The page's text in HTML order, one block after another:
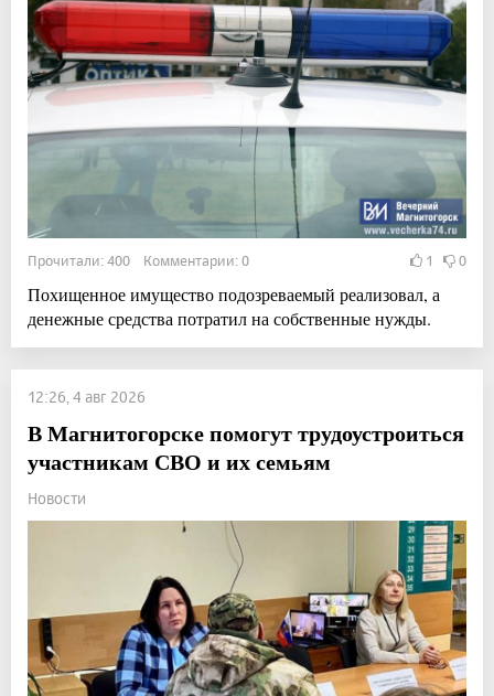
Прочитали: 400 Комментарии: 0 1 0
Похищенное имущество подозреваемый реализовал, а
денежные средства потратил на собственные нужды.
12:26, 4 авг 2026
В Магнитогорске помогут трудоустроиться
участникам СВО и их семьям
Новости